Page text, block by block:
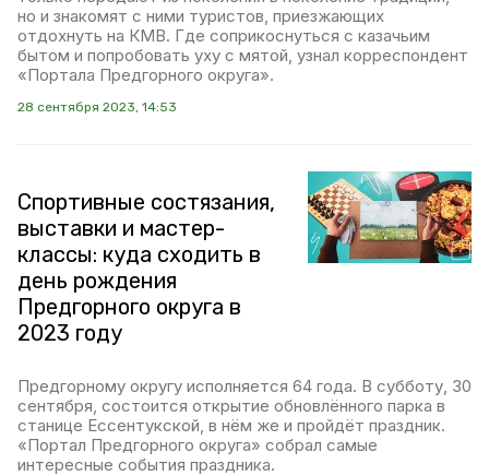
но и знакомят с ними туристов, приезжающих
отдохнуть на КМВ. Где соприкоснуться с казачьим
бытом и попробовать уху с мятой, узнал корреспондент
«Портала Предгорного округа».
28 сентября 2023, 14:53
Спортивные состязания,
выставки и мастер-
классы: куда сходить в
день рождения
Предгорного округа в
2023 году
Предгорному округу исполняется 64 года. В субботу, 30
сентября, состоится открытие обновлённого парка в
станице Ессентукской, в нём же и пройдёт праздник.
«Портал Предгорного округа» собрал самые
интересные события праздника.